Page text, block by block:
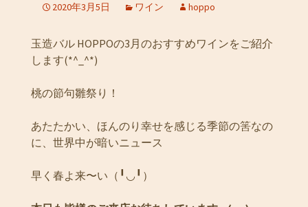
2020年3月5日 ワイン hoppo
玉造バル HOPPOの3月のおすすめワインをご紹介
します(*^_^*)
桃の節句雛祭り！
あたたかい、ほんのり幸せを感じる季節の筈なの
に、世界中が暗いニュース
早く春よ来〜い（╹◡╹）